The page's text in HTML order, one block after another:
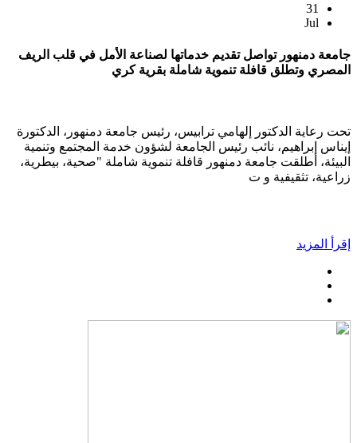
31
Jul
جامعة دمنهور تواصل تقديم خدماتها لصناعة الأمل في قلب الريف
المصري وتطلق قافلة تنموية شاملة بقرية كري
تحت رعاية الدكتور إلهامي ترابيس، رئيس جامعة دمنهور، الدكتورة
إيناس إبراهيم، نائب رئيس الجامعة لشؤون خدمة المجتمع وتنمية
البيئة، أطلقت جامعة دمنهور قافلة تنموية شاملة "صحية، بيطرية،
زراعية، تثقيفية و ت
إقرأ المزيد